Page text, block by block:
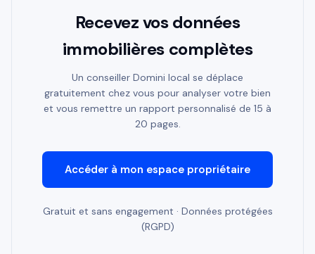
Recevez vos données
immobilières complètes
Un conseiller Domini local se déplace
gratuitement chez vous pour analyser votre bien
et vous remettre un rapport personnalisé de 15 à
20 pages.
Accéder à mon espace propriétaire
Gratuit et sans engagement · Données protégées
(RGPD)